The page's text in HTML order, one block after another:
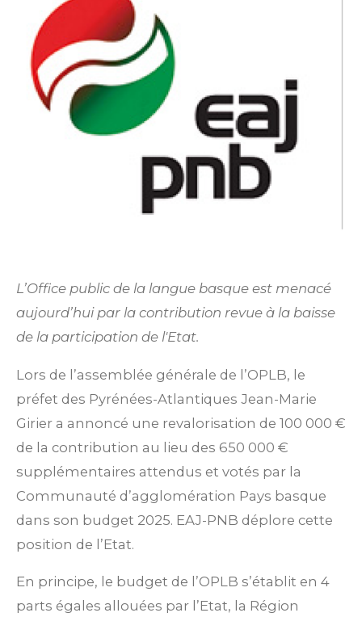
L’Office public de la langue basque est menacé
aujourd’hui par la contribution revue à la baisse
de la participation de l'Etat.
Lors de l’assemblée générale de l’OPLB, le
préfet des Pyrénées-Atlantiques Jean-Marie
Girier a annoncé une revalorisation de 100 000 €
de la contribution au lieu des 650 000 €
supplémentaires attendus et votés par la
Communauté d’agglomération Pays basque
dans son budget 2025. EAJ-PNB déplore cette
position de l’Etat.
En principe, le budget de l’OPLB s’établit en 4
parts égales allouées par l’Etat, la Région